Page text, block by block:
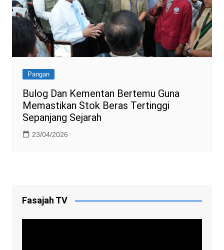
Pangan
Bulog Dan Kementan Bertemu Guna
Memastikan Stok Beras Tertinggi
Sepanjang Sejarah
23/04/2026
Fasajah TV